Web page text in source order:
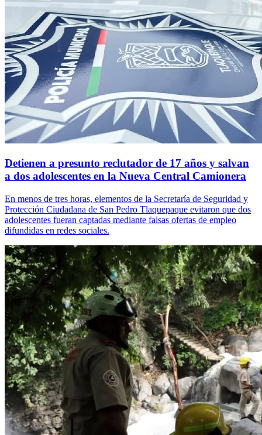
Detienen a presunto reclutador de 17 años y salvan
a dos adolescentes en la Nueva Central Camionera
En menos de tres horas, elementos de la Secretaría de Seguridad y
Protección Ciudadana de San Pedro Tlaquepaque evitaron que dos
adolescentes fueran captadas mediante falsas ofertas de empleo
difundidas en redes sociales.